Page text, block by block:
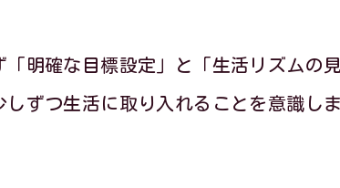
明確な目標設定」と「生活リズムの
ずつ生活に取り入れることを意識しま